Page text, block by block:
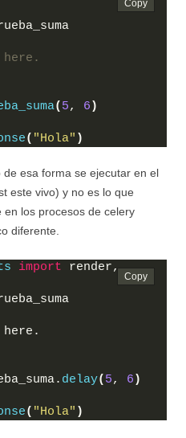
( 5, 6 )
( "Hola" )
esa forma se ejecutar en el
este vivo) y no es lo que
los procesos de celery
diferente.
import render,
delay( 5, 6 )
( "Hola" )